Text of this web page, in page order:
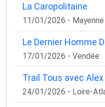
🚴‍♂️ Rejoignez la
et
Rejoignez des milliers
La Caropolitaine
11/01/2026 - Mayenne
Le Dernier Homme
17/01/2026 - Vendée
Trail Tous avec Alex
24/01/2026 - Loire-